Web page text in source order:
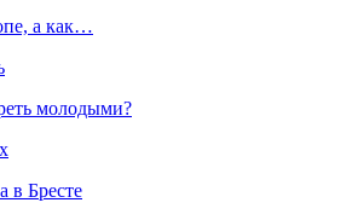
а как…
молодыми?
в Бресте